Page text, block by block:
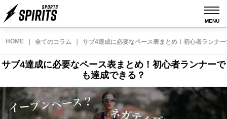
MENU
HOME 全てのコラム サブ4達成に必要なペース表まとめ！初心者ランナ
サブ4達成に必要なペース表まとめ！初心者ランナーで
も達成できる？